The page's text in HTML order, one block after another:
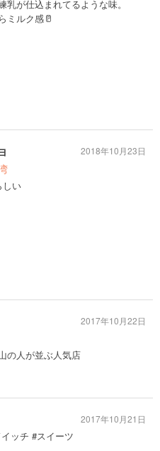
が仕込まれてるような味。
ミルク感🥛
しい
2018年10月23日
の人が並ぶ人気店
2017年10月22日
ッチ #スイーツ
2017年10月21日